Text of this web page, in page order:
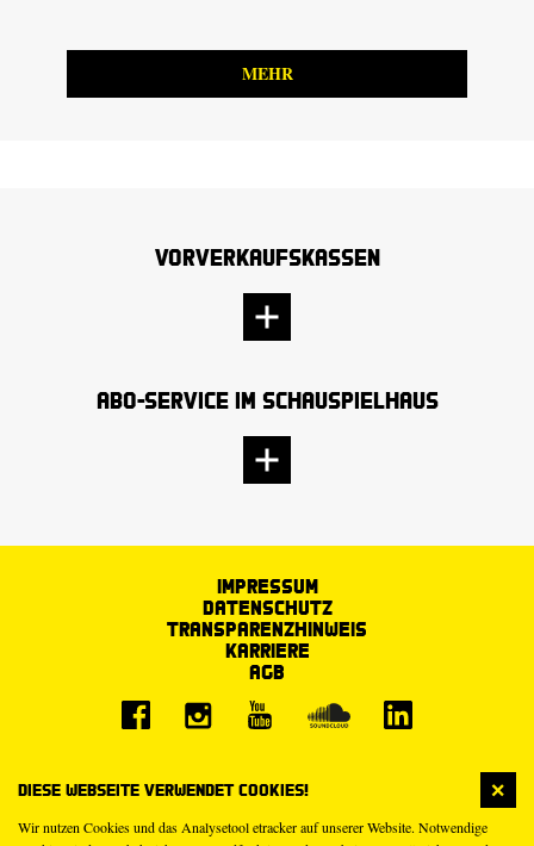
Diese Webseite verwendet Cookies!
Wir nutzen Cookies und das Analysetool etracker auf unserer Website. Notwendige
MEHR
Vorverkaufskassen
Abo-Service im Schauspielhaus
Impressum
Datenschutz
Transparenzhinweis
Karriere
AGB